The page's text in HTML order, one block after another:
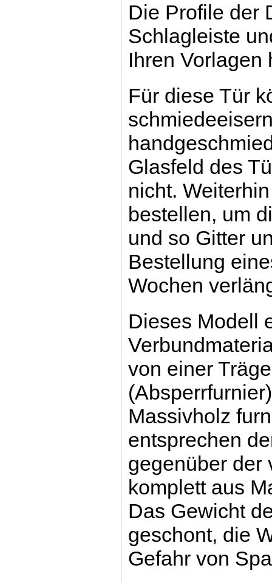
Die Profile der
Schlagleiste
Ihren Vorlagen
Für diese Tür
Glasfeld des
nicht.
bestellen, um
und so Gitter
Bestellung
Wochen
Dieses Modell
von einer
Massivholz
entsprechen
gegenüber der
komplett aus
Das Gewicht
geschont, die
Gefahr von